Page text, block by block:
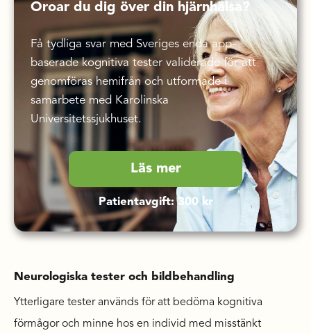
Oroar du dig över din hjärnhälsa?
Få tydliga svar med Sveriges enda app-
baserade kognitiva tester validerade för att
genomföras hemifrån och utformade i
samarbete med Karolinska
Universitetssjukhuset.
Läs mer
Patientavgift: 300 kr
Neurologiska tester och bildbehandling
Ytterligare tester används för att bedöma kognitiva
förmågor och minne hos en individ med misstänkt